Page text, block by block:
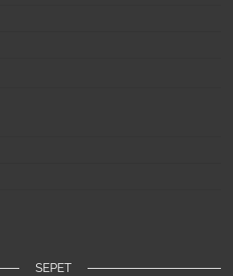
SEPET